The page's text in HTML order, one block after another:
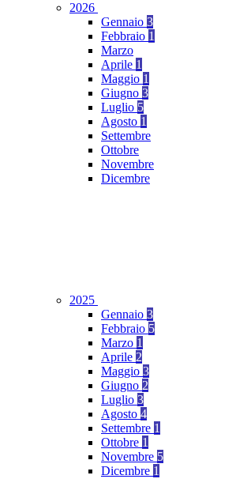
2026
Gennaio 3
Febbraio 1
Marzo
Aprile 1
Maggio 1
Giugno 3
Luglio 5
Agosto 1
Settembre
Ottobre
Novembre
Dicembre
2025
Gennaio 3
Febbraio 5
Marzo 1
Aprile 2
Maggio 3
Giugno 2
Luglio 3
Agosto 4
Settembre 1
Ottobre 1
Novembre 5
Dicembre 1